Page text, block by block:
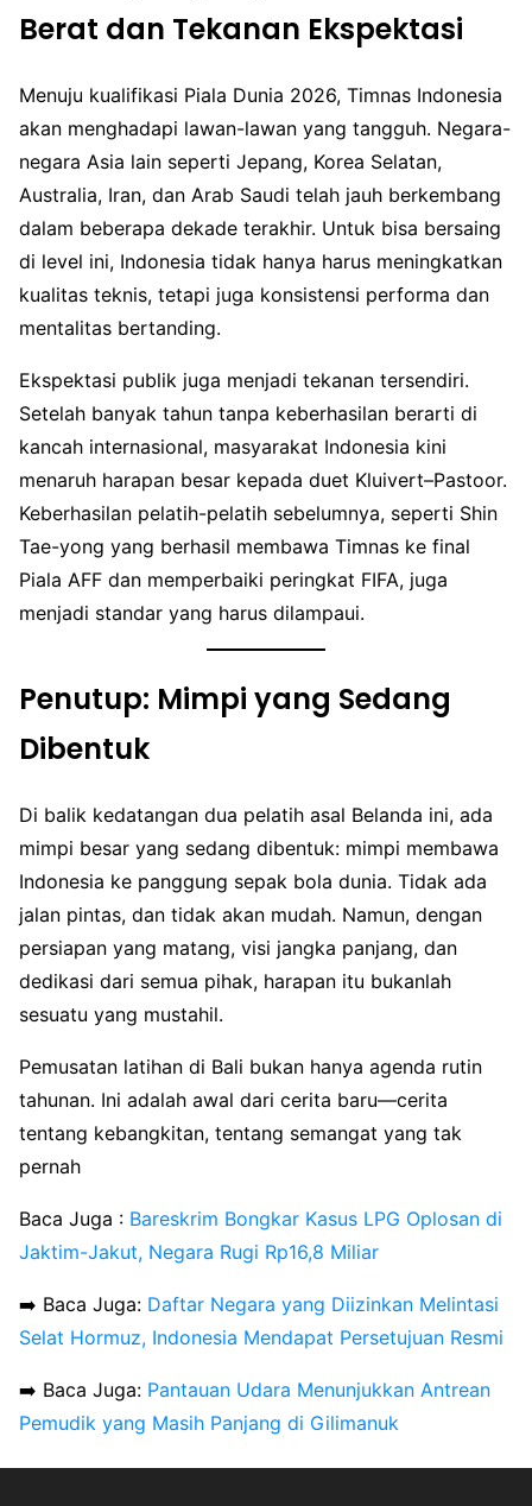
Berat dan Tekanan Ekspektasi
Menuju kualifikasi Piala Dunia 2026, Timnas Indonesia
akan menghadapi lawan-lawan yang tangguh. Negara-
negara Asia lain seperti Jepang, Korea Selatan,
Australia, Iran, dan Arab Saudi telah jauh berkembang
dalam beberapa dekade terakhir. Untuk bisa bersaing
di level ini, Indonesia tidak hanya harus meningkatkan
kualitas teknis, tetapi juga konsistensi performa dan
mentalitas bertanding.
Ekspektasi publik juga menjadi tekanan tersendiri.
Setelah banyak tahun tanpa keberhasilan berarti di
kancah internasional, masyarakat Indonesia kini
menaruh harapan besar kepada duet Kluivert–Pastoor.
Keberhasilan pelatih-pelatih sebelumnya, seperti Shin
Tae-yong yang berhasil membawa Timnas ke final
Piala AFF dan memperbaiki peringkat FIFA, juga
menjadi standar yang harus dilampaui.
Penutup: Mimpi yang Sedang
Dibentuk
Di balik kedatangan dua pelatih asal Belanda ini, ada
mimpi besar yang sedang dibentuk: mimpi membawa
Indonesia ke panggung sepak bola dunia. Tidak ada
jalan pintas, dan tidak akan mudah. Namun, dengan
persiapan yang matang, visi jangka panjang, dan
dedikasi dari semua pihak, harapan itu bukanlah
sesuatu yang mustahil.
Pemusatan latihan di Bali bukan hanya agenda rutin
tahunan. Ini adalah awal dari cerita baru—cerita
tentang kebangkitan, tentang semangat yang tak
pernah
Baca Juga : Bareskrim Bongkar Kasus LPG Oplosan di
Jaktim-Jakut, Negara Rugi Rp16,8 Miliar
➡️ Baca Juga: Daftar Negara yang Diizinkan Melintasi
Selat Hormuz, Indonesia Mendapat Persetujuan Resmi
➡️ Baca Juga: Pantauan Udara Menunjukkan Antrean
Pemudik yang Masih Panjang di Gilimanuk